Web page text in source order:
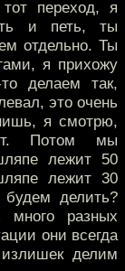
переход, я
и петь, ты
отдельно. Ты
я прихожу
делаем так,
это очень
я смотрю,
Потом мы
лежит 50
лежит 30
делить?
разных
они всегда
делим